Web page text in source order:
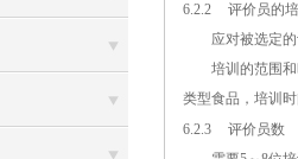
6.2.2
评价员的培
应对被选定的评
培训的范围和时
类型食品，培训
6.2.3
评价员数